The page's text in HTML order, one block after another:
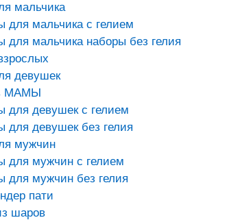
мальчика
для мальчика с гелием
для мальчика наборы без гелия
девушек
МАМЫ
для девушек с гелием
для девушек без гелия
мужчин
для мужчин с гелием
для мужчин без гелия
пати
шаров